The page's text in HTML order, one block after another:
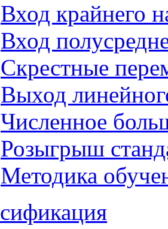
Вход крайнего
Вход
Скрестные
Выход
Численное
Розыгрыш
Методика